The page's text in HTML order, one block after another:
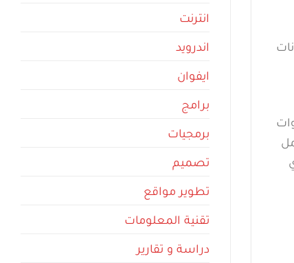
انترنت
اندرويد
ايفوان
برامج
برمجيات
تصميم
تطوير مواقع
تقنية المعلومات
دراسة و تقارير